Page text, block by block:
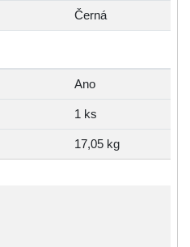
Černá
Ano
1 ks
17,05 kg